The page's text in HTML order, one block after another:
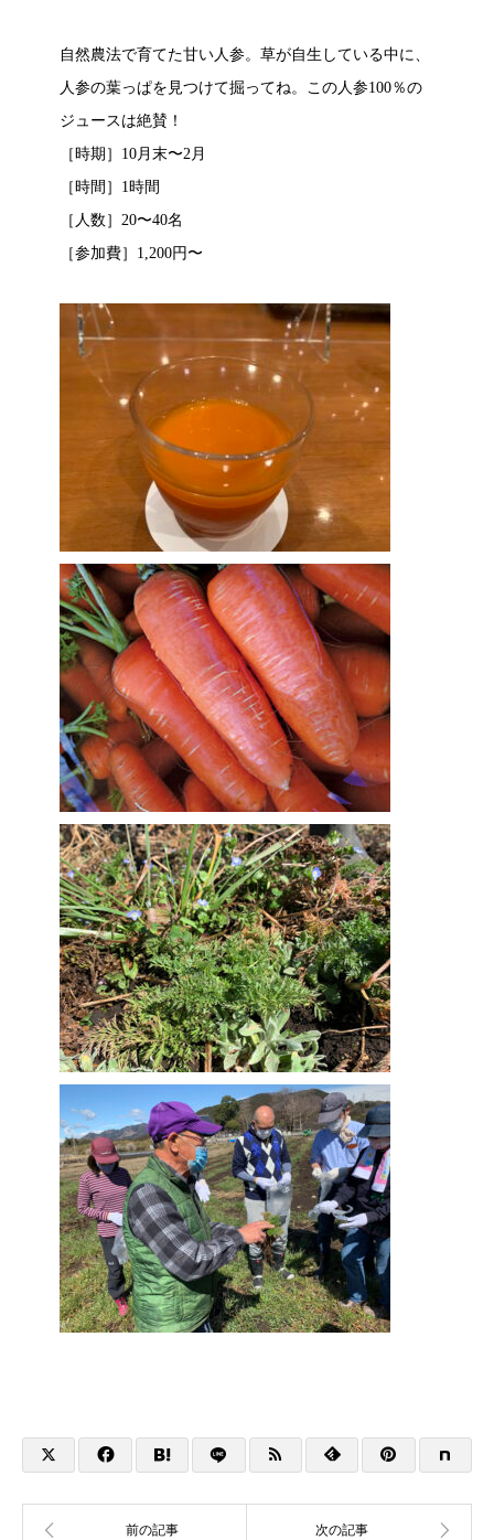
自然農法で育てた甘い人参。草が自生している中に、
人参の葉っぱを見つけて掘ってね。この人参100％の
ジュースは絶賛！
［時期］10月末〜2月
［時間］1時間
［人数］20〜40名
［参加費］1,200円〜